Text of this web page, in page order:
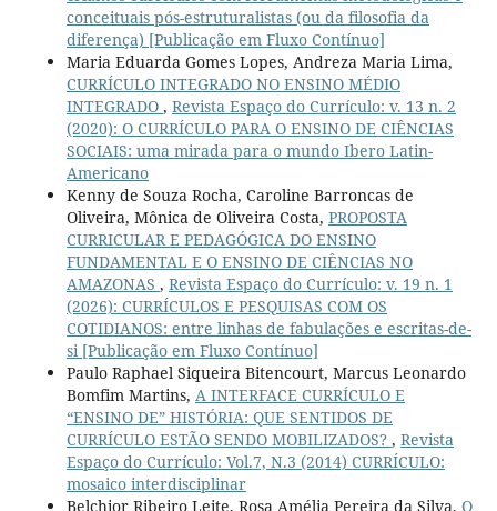
conceituais pós-estruturalistas (ou da filosofia da
diferença) [Publicação em Fluxo Contínuo]
Maria Eduarda Gomes Lopes, Andreza Maria Lima,
CURRÍCULO INTEGRADO NO ENSINO MÉDIO
INTEGRADO , Revista Espaço do Currículo: v. 13 n. 2
(2020): O CURRÍCULO PARA O ENSINO DE CIÊNCIAS
SOCIAIS: uma mirada para o mundo Ibero Latin-
Americano
Kenny de Souza Rocha, Caroline Barroncas de
Oliveira, Mônica de Oliveira Costa, PROPOSTA
CURRICULAR E PEDAGÓGICA DO ENSINO
FUNDAMENTAL E O ENSINO DE CIÊNCIAS NO
AMAZONAS , Revista Espaço do Currículo: v. 19 n. 1
(2026): CURRÍCULOS E PESQUISAS COM OS
COTIDIANOS: entre linhas de fabulações e escritas-de-
si [Publicação em Fluxo Contínuo]
Paulo Raphael Siqueira Bitencourt, Marcus Leonardo
Bomfim Martins, A INTERFACE CURRÍCULO E
“ENSINO DE” HISTÓRIA: QUE SENTIDOS DE
CURRÍCULO ESTÃO SENDO MOBILIZADOS? , Revista
Espaço do Currículo: Vol.7, N.3 (2014) CURRÍCULO:
mosaico interdisciplinar
Belchior Ribeiro Leite, Rosa Amélia Pereira da Silva, O